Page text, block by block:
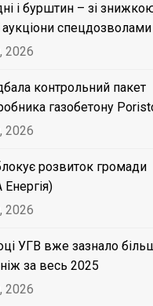
і бурштин – зі
аукціони спецдозволами
2026
контрольний пакет
газобетону
2026
розвиток громади
2026
УГВ вже зазнало
за весь 2025
2026